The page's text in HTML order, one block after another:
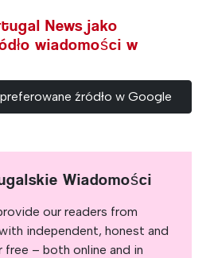
News jako
wiadomości w
źródło w Google
Wiadomości
our readers from
independent, honest and
free – both online and in